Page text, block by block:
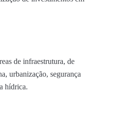
de infraestrutura, de
urbanização, segurança
hídrica.